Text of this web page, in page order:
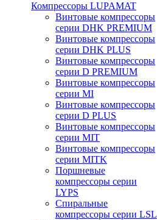
Компрессоры LUPAMAT
Винтовые компрессоры
серии DHK PREMIUM
Винтовые компрессоры
серии DHK PLUS
Винтовые компрессоры
серии D PREMIUM
Винтовые компрессоры
серии MI
Винтовые компрессоры
серии D PLUS
Винтовые компрессоры
серии MIT
Винтовые компрессоры
серии MITK
Поршневые
компрессоры серии
LYPS
Спиральные
компрессоры серии LSL